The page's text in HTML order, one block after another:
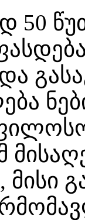
50
მისი